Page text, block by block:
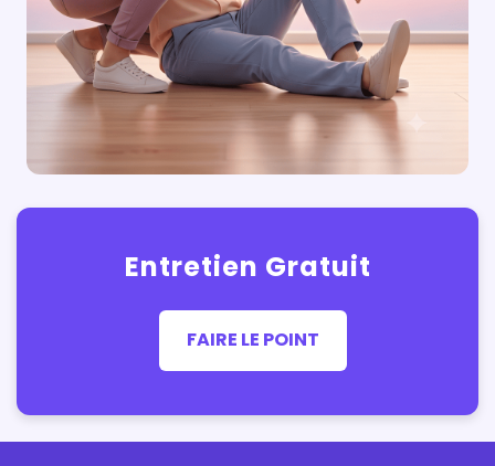
Entretien Gratuit
FAIRE LE POINT